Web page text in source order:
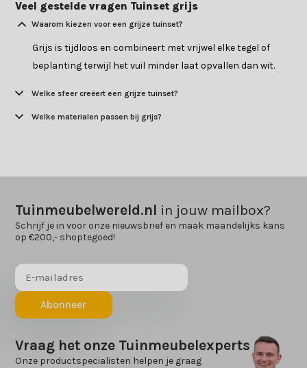
Veel gestelde vragen Tuinset grijs
Waarom kiezen voor een grijze tuinset?
Grijs is tijdloos en combineert met vrijwel elke tegel of
beplanting terwijl het vuil minder laat opvallen dan wit.
Welke sfeer creëert een grijze tuinset?
Welke materialen passen bij grijs?
Tuinmeubelwereld.nl in jouw mailbox?
Schrijf je in voor onze nieuwsbrief en maak maandelijks kans
op €200,- shoptegoed!
Abonneer
Vraag het onze Tuinmeubelexperts
Onze productspecialisten helpen je graag